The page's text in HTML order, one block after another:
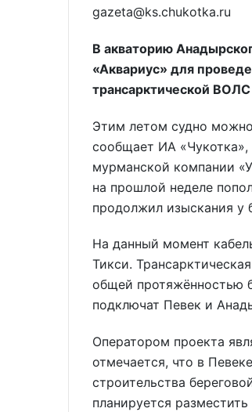
gazeta@ks.chukotka.ru
В акваторию
«Аквариус» для
трансарктической
Этим летом судно
сообщает ИА «Чукотка»,
мурманской компании
на прошлой неделе
продолжил изыскания у
На данный момент
Тикси.
общей протяжённостью
подключат Певек и
Оператором проекта
отмечается, что в
строительства
планируется